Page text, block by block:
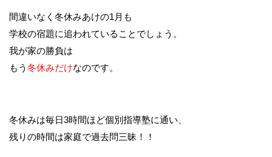
間違いなく冬休みあけの1月も
学校の宿題に追われていることでしょう。
我が家の勝負は
もう 冬休みだけなのです。
冬休みは毎日3時間ほど個別指導塾に通い、
残りの時間は家庭で過去問三昧！！